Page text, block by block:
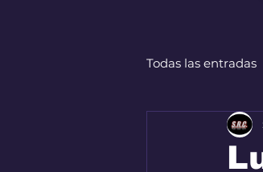
Todas las entradas